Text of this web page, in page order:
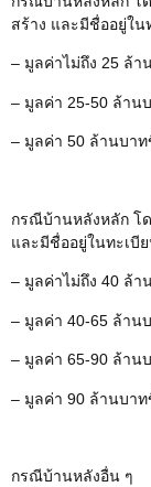
สร้าง และมีชื่ออยู่ใน
– มูลค่าไม่ถึง 25 ล้
– มูลค่า 25-50 ล้าน
– มูลค่า 50 ล้านบา
กรณีบ้านหลังหลัก โ
และมีชื่ออยู่ในทะเบี
– มูลค่าไม่ถึง 40 ล้
– มูลค่า 40-65 ล้าน
– มูลค่า 65-90 ล้าน
– มูลค่า 90 ล้านบา
กรณีบ้านหลังอื่น ๆ